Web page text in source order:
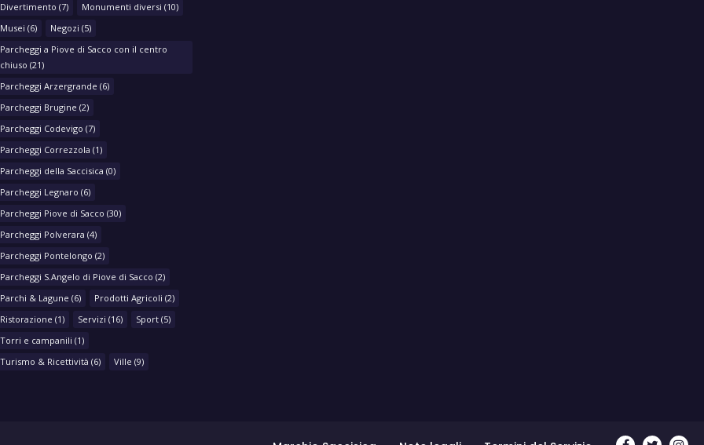
Divertimento (7) Monumenti diversi (10)
Musei (6) Negozi (5)
Parcheggi a Piove di Sacco con il centro
chiuso (21)
Parcheggi Arzergrande (6)
Parcheggi Brugine (2)
Parcheggi Codevigo (7)
Parcheggi Correzzola (1)
Parcheggi della Saccisica (0)
Parcheggi Legnaro (6)
Parcheggi Piove di Sacco (30)
Parcheggi Polverara (4)
Parcheggi Pontelongo (2)
Parcheggi S.Angelo di Piove di Sacco (2)
Parchi & Lagune (6) Prodotti Agricoli (2)
Ristorazione (1) Servizi (16) Sport (5)
Torri e campanili (1)
Turismo & Ricettività (6) Ville (9)